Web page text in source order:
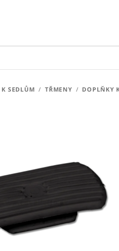
SEDLŮM / TŘMENY / DOPLŇKY